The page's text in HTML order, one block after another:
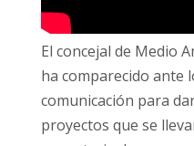
El concejal de Medio
ha comparecido ante
comunicación para
proyectos que se